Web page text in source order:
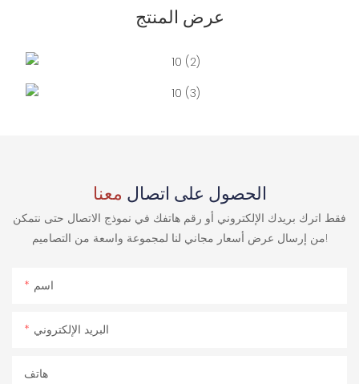
عرض المنتج
الحصول على اتصال معنا
فقط اترك بريدك الإلكتروني أو رقم هاتفك في نموذج الاتصال حتى نتمكن
من إرسال عرض أسعار مجاني لنا لمجموعة واسعة من التصاميم!
اسم
البريد الإلكتروني
هاتف